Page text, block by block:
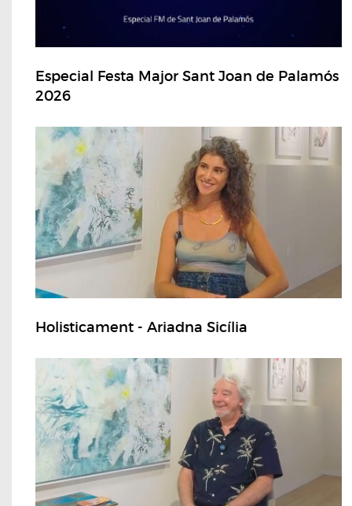
Especial Festa Major Sant Joan de Palamós
2026
Holisticament - Ariadna Sicília